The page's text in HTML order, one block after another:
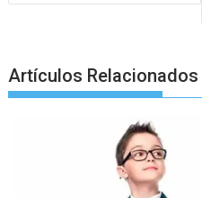
Artículos Relacionados